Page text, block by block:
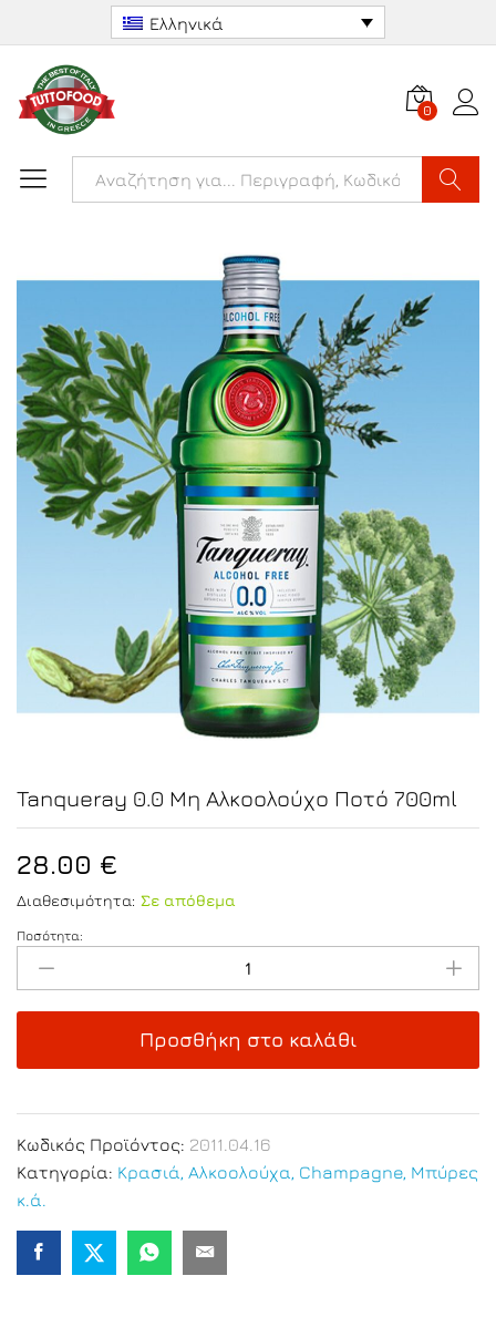
Ελληνικά
0
Tanqueray 0.0 Μη Αλκοολούχο Ποτό 700ml
28.00 €
Διαθεσιμότητα: Σε απόθεμα
Tanqueray
0.0
Ποσότητα:
Προσθήκη στο καλάθι
Κωδικός Προϊόντος: 2011.04.16
Κατηγορία: Κρασιά, Αλκοολούχα, Champagne, Μπύρες
κ.ά.